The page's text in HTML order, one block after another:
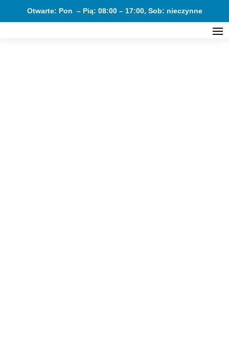
Otwarte: Pon – Pią: 08:00 – 17:00, Sob: nieczynne